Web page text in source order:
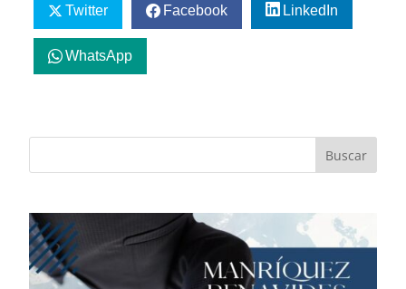
Twitter Facebook LinkedIn
WhatsApp